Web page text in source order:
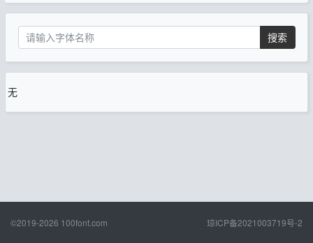
搜索
无
©2019-2026 100font.com 琼ICP备2021003719号-2